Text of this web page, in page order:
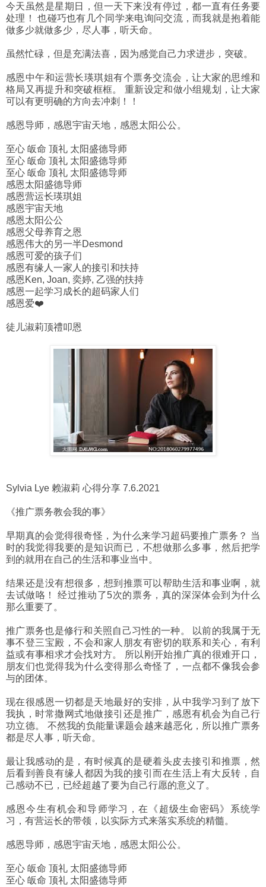
今天虽然是星期日，但一天下来没有停过，都一直有任务要
处理！ 也碰巧也有几个同学来电询问交流，而我就是抱着能
做多少就做多少，尽人事，听天命。
虽然忙碌，但是充满法喜，因为感觉自己力求进步，突破。
感恩中午和运营长瑛琪姐有个票务交流会，让大家的思维和
格局又再提升和突破框框。 重新设定和做小组规划，让大家
可以有更明确的方向去冲刺！！
感恩导师，感恩宇宙天地，感恩太阳公公。
至心 皈命 顶礼 太阳盛德导师
至心 皈命 顶礼 太阳盛德导师
至心 皈命 顶礼 太阳盛德导师
感恩太阳盛德导师
感恩营运长瑛琪姐
感恩宇宙天地
感恩太阳公公
感恩父母养育之恩
感恩伟大的另一半Desmond
感恩可爱的孩子们
感恩有缘人一家人的接引和扶持
感恩Ken, Joan, 奕婷, 乙强的扶持
感恩一起学习成长的超码家人们
感恩爱❤️
徒儿淑莉顶禮叩恩
Sylvia Lye 赖淑莉 心得分享 7.6.2021
《推广票务教会我的事》
早期真的会觉得很奇怪，为什么来学习超码要推广票务？ 当
时的我觉得我要的是知识而已，不想做那么多事，然后把学
到的就用在自己的生活和事业当中。
结果还是没有想很多，想到推票可以帮助生活和事业啊，就
去试做咯！ 经过推动了5次的票务，真的深深体会到为什么
那么重要了。
推广票务也是修行和关照自己习性的一种。 以前的我属于无
事不登三宝殿，不会和家人朋友有密切的联系和关心，有利
益或有事相求才会找对方。 所以刚开始推广真的很难开口，
朋友们也觉得我为什么变得那么奇怪了，一点都不像我会参
与的团体。
现在很感恩一切都是天地最好的安排，从中我学习到了放下
我执，时常撒网式地做接引还是推广，感恩有机会为自己行
功立德。 不然我的负能量课题会越来越恶化，所以推广票务
都是尽人事，听天命。
最让我感动的是，有时候真的是硬着头皮去接引和推票，然
后看到善良有缘人都因为我的接引而在生活上有大反转，自
己感动不已，已经超越了要为自己行愿的意义了。
感恩今生有机会和导师学习，在《超级生命密码》系统学
习，有营运长的带领，以实际方式来落实系统的精髓。
感恩导师，感恩宇宙天地，感恩太阳公公。
至心 皈命 顶礼 太阳盛德导师
至心 皈命 顶礼 太阳盛德导师